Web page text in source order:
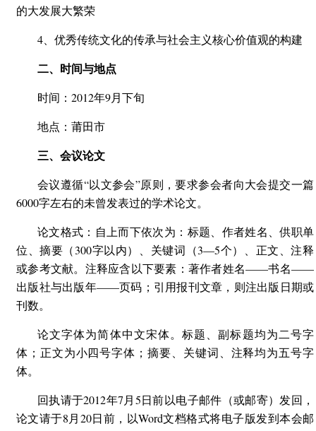
的大发展大繁荣
4、优秀传统文化的传承与社会主义核心价值观的构建
二、时间与地点
时间：2012年9月下旬
地点：莆田市
三、会议论文
会议遵循“以文参会”原则，要求参会者向大会提交一篇
6000字左右的未曾发表过的学术论文。
论文格式：自上而下依次为：标题、作者姓名、供职单
位、摘要（300字以内）、关键词（3—5个）、正文、注释
或参考文献。注释应含以下要素：著作者姓名——书名——
出版社与出版年——页码；引用报刊文章，则注出版日期或
刊数。
论文字体为简体中文宋体。标题、副标题均为二号字
体；正文为小四号字体；摘要、关键词、注释均为五号字
体。
回执请于2012年7月5日前以电子邮件（或邮寄）发回，
论文请于8月20日前，以Word文档格式将电子版发到本会邮